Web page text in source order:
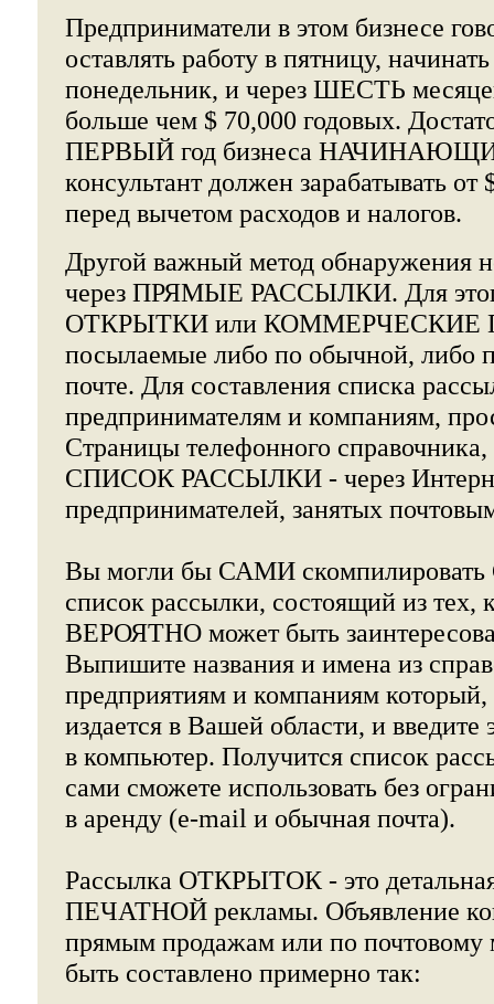
Предприниматели в этом бизнесе
оставлять работу в пятницу,
понедельник, и через ШЕСТЬ
больше чем $ 70,000 годовых.
ПЕРВЫЙ год бизнеса
консультант должен зарабатывать от
перед вычетом расходов и налогов.
Другой важный метод обнаружения
через ПРЯМЫЕ РАССЫЛКИ. Для
ОТКРЫТКИ или КОММЕРЧЕСКИЕ
посылаемые либо по обычной, либо
почте. Для составления списка
предпринимателям и компаниям,
Страницы телефонного
СПИСОК РАССЫЛКИ - через
предпринимателей, занятых
Вы могли бы САМИ
список рассылки, состоящий из
ВЕРОЯТНО может быть
Выпишите названия и имена из
предприятиям и компаниям который,
издается в Вашей области, и введите
в компьютер. Получится список
сами сможете использовать без
в аренду (e-mail и обычная почта).
Рассылка ОТКРЫТОК - это
ПЕЧАТНОЙ рекламы. Объявление
прямым продажам или по почтовому
быть составлено примерно так: